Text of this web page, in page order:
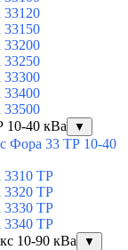
40 кВа
▼
Фора 33 ТР 10-40
ТР
ТР
ТР
ТР
10-90 кВа
▼